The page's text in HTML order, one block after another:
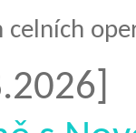
celních